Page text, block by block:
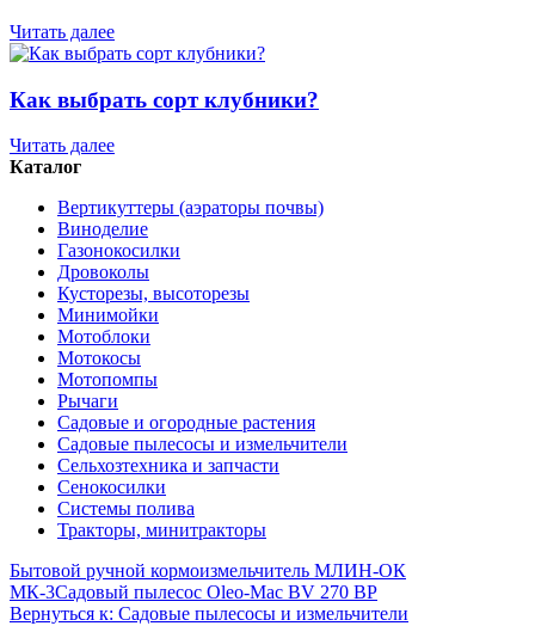
Читать далее
Как выбрать сорт клубники?
Читать далее
Каталог
Вертикуттеры (аэраторы почвы)
Виноделие
Газонокосилки
Дровоколы
Кусторезы, высоторезы
Минимойки
Мотоблоки
Мотокосы
Мотопомпы
Рычаги
Садовые и огородные растения
Садовые пылесосы и измельчители
Сельхозтехника и запчасти
Сенокосилки
Системы полива
Тракторы, минитракторы
Бытовой ручной кормоизмельчитель МЛИН-ОК
МК-3Садовый пылесос Oleo-Mac BV 270 BP
Вернуться к: Садовые пылесосы и измельчители